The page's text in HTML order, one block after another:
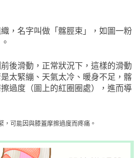
，名字叫做「髂脛束」，如圖一粉
後滑動，正常狀況下，這樣的滑動
太緊繃、天氣太冷、暖身不足，髂
過度（圖上的紅圈圈處），進而導
，可能因與膝蓋摩擦過度而疼痛。